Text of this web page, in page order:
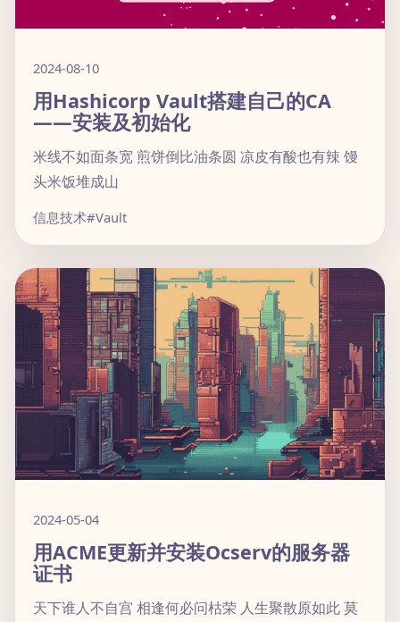
2024-08-10
用Hashicorp Vault搭建自己的CA
——安装及初始化
米线不如面条宽 煎饼倒比油条圆 凉皮有酸也有辣 馒
头米饭堆成山
信息技术#Vault
2024-05-04
用ACME更新并安装Ocserv的服务器
证书
天下谁人不自宫 相逢何必问枯荣 人生聚散原如此 莫